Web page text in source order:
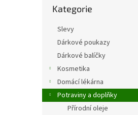
a
n
kategorie
Kategorie
Slevy
Dárkové poukazy
Dárkové balíčky
Kosmetika
Domácí lékárna
Potraviny a doplňky
Přírodní oleje